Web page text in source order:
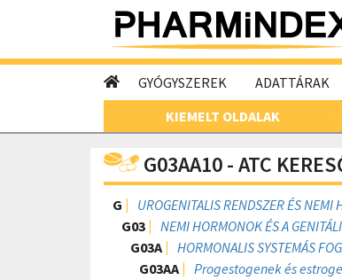
GYÓGYSZEREK ADATTÁRAK
KIEMELT OLDALAK
G03AA10 - ATC
G
UROGENITALIS RENDSZER ÉS NEMI
G03
NEMI HORMONOK ÉS A
G03A
HORMONALIS SYSTEMÁS
G03AA
Progestogenek és